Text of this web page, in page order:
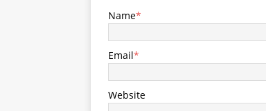
Name*
Email*
Website